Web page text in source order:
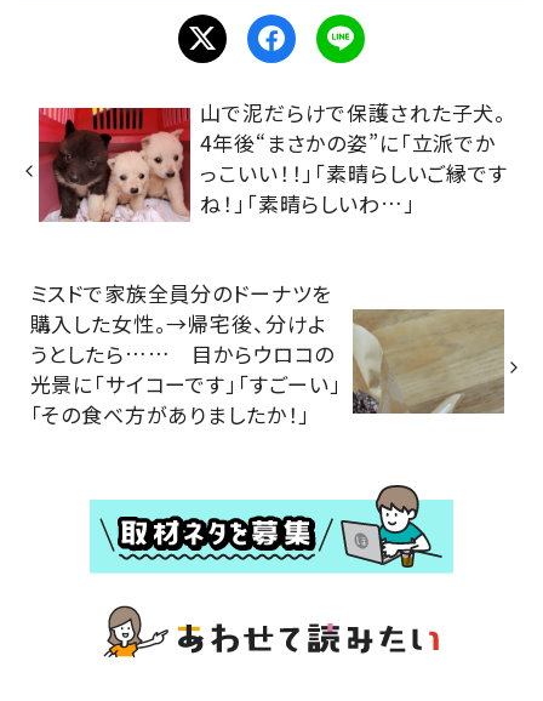
山で泥だらけで保護された子犬。
4年後“まさかの姿”に「立派でか
っこいい！！」「素晴らしいご縁です
ね！」「素晴らしいわ…」
ミスドで家族全員分のドーナツを
購入した女性。→帰宅後、分けよ
うとしたら…… 目からウロコの
光景に「サイコーです」「すごーい」
「その食べ方がありましたか！」